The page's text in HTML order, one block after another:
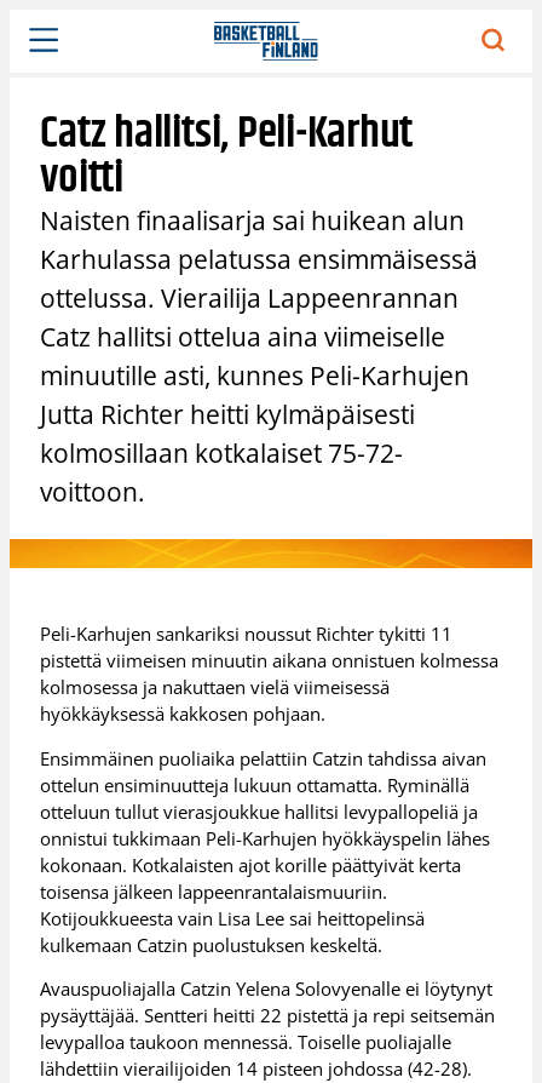
Siirry
sisältöön
Catz hallitsi, Peli-Karhut
voitti
Naisten finaalisarja sai huikean alun
Karhulassa pelatussa ensimmäisessä
ottelussa. Vierailija Lappeenrannan
Catz hallitsi ottelua aina viimeiselle
minuutille asti, kunnes Peli-Karhujen
Jutta Richter heitti kylmäpäisesti
kolmosillaan kotkalaiset 75-72-
voittoon.
Peli-Karhujen sankariksi noussut Richter tykitti 11
pistettä viimeisen minuutin aikana onnistuen kolmessa
kolmosessa ja nakuttaen vielä viimeisessä
hyökkäyksessä kakkosen pohjaan.
Ensimmäinen puoliaika pelattiin Catzin tahdissa aivan
ottelun ensiminuutteja lukuun ottamatta. Ryminällä
otteluun tullut vierasjoukkue hallitsi levypallopeliä ja
onnistui tukkimaan Peli-Karhujen hyökkäyspelin lähes
kokonaan. Kotkalaisten ajot korille päättyivät kerta
toisensa jälkeen lappeenrantalaismuuriin.
Kotijoukkueesta vain Lisa Lee sai heittopelinsä
kulkemaan Catzin puolustuksen keskeltä.
Avauspuoliajalla Catzin Yelena Solovyenalle ei löytynyt
pysäyttäjää. Sentteri heitti 22 pistettä ja repi seitsemän
levypalloa taukoon mennessä. Toiselle puoliajalle
lähdettiin vierailijoiden 14 pisteen johdossa (42-28).